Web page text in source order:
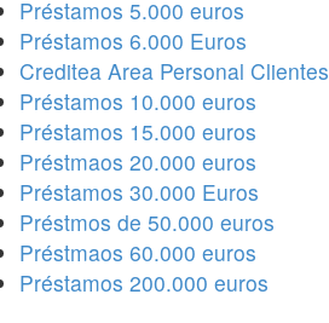
Préstamos 5.000 euros
Préstamos 6.000 Euros
Creditea Area Personal Clientes
Préstamos 10.000 euros
Préstamos 15.000 euros
Préstmaos 20.000 euros
Préstamos 30.000 Euros
Préstmos de 50.000 euros
Préstmaos 60.000 euros
Préstamos 200.000 euros